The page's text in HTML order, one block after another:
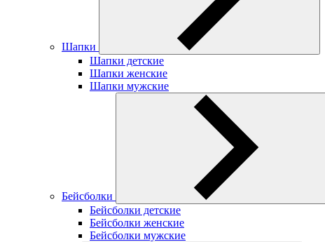
Шапки
Шапки детские
Шапки женские
Шапки мужские
Бейсболки
Бейсболки детские
Бейсболки женские
Бейсболки мужские